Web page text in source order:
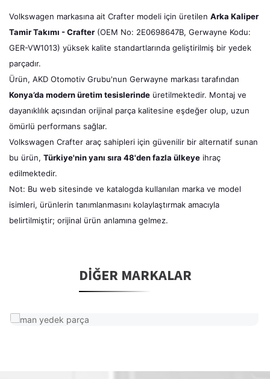
Volkswagen markasına ait Crafter modeli için üretilen Arka Kaliper
Tamir Takımı - Crafter (OEM No: 2E0698647B, Gerwayne Kodu:
GER-VW1013) yüksek kalite standartlarında geliştirilmiş bir yedek
parçadır.
Ürün, AKD Otomotiv Grubu'nun Gerwayne markası tarafından
Konya’da modern üretim tesislerinde üretilmektedir. Montaj ve
dayanıklılık açısından orijinal parça kalitesine eşdeğer olup, uzun
ömürlü performans sağlar.
Volkswagen Crafter araç sahipleri için güvenilir bir alternatif sunan
bu ürün, Türkiye'nin yanı sıra 48'den fazla ülkeye ihraç
edilmektedir.
Not: Bu web sitesinde ve katalogda kullanılan marka ve model
isimleri, ürünlerin tanımlanmasını kolaylaştırmak amacıyla
belirtilmiştir; orijinal ürün anlamına gelmez.
DIĞER MARKALAR